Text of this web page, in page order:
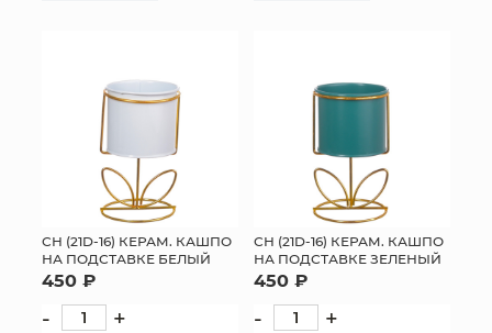
СН (21D-16) КЕРАМ. КАШПО
НА ПОДСТАВКЕ БЕЛЫЙ
450 ₽
- +
СН (21D-16) КЕРАМ. КАШПО
НА ПОДСТАВКЕ ЗЕЛЕНЫЙ
450 ₽
- +